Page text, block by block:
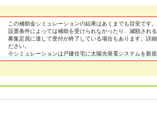
この補助金シミュレーションの結果はあくまでも目安です。
設置条件によっては補助を受けられなかったり、減額され
募集定員に達して受付が終了している場合もあります。詳
ださい。
※シミュレーションは戸建住宅に太陽光発電システムを新